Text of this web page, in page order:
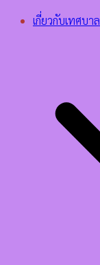
เกี่ยวกับเทศบาล